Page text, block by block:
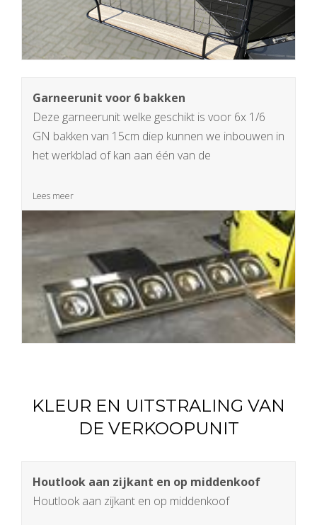
Garneerunit voor 6 bakken
Deze garneerunit welke geschikt is voor 6x 1/6
GN bakken van 15cm diep kunnen we inbouwen in
het werkblad of kan aan één van de
Lees meer
KLEUR EN UITSTRALING VAN
DE VERKOOPUNIT
Houtlook aan zijkant en op middenkoof
Houtlook aan zijkant en op middenkoof